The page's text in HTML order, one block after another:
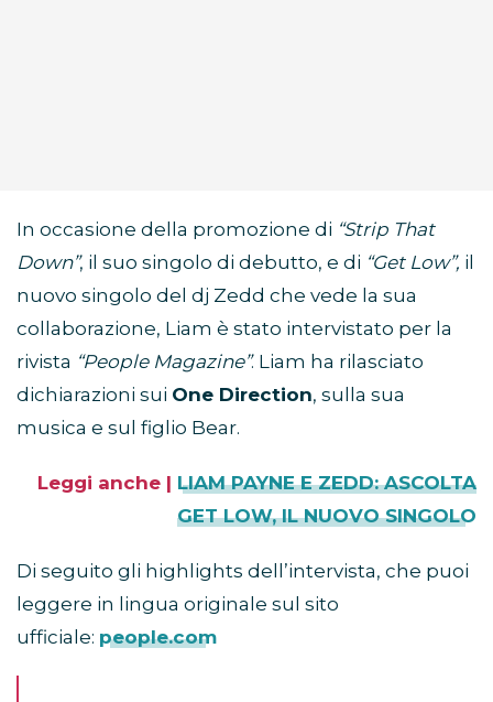
In occasione della promozione di “Strip That
Down”, il suo singolo di debutto, e di “Get Low”, il
nuovo singolo del dj Zedd che vede la sua
collaborazione, Liam è stato intervistato per la
rivista “People Magazine”. Liam ha rilasciato
dichiarazioni sui One Direction, sulla sua
musica e sul figlio Bear.
Leggi anche | LIAM PAYNE E ZEDD: ASCOLTA
GET LOW, IL NUOVO SINGOLO
Di seguito gli highlights dell’intervista, che puoi
leggere in lingua originale sul sito
ufficiale: people.com